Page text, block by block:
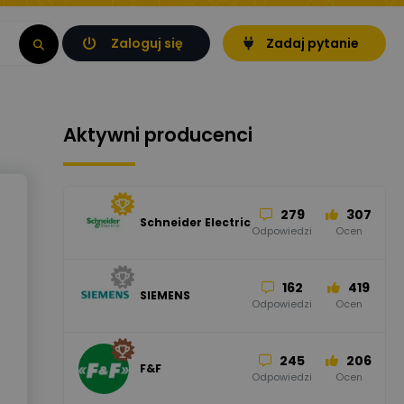
Zaloguj się Zadaj pytanie
Aktywni producenci
Schneider Electric 279
Odpowiedzi
307
Ocen
SIEMENS 162
Odpowiedzi
419
Ocen
F&F 245
Odpowiedzi
206
Ocen